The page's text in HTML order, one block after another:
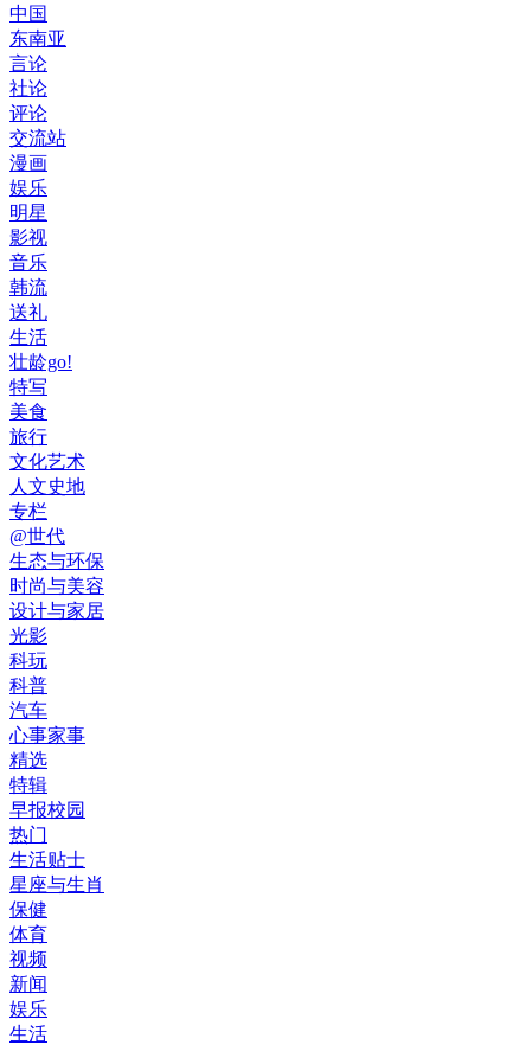
中国
东南亚
言论
社论
评论
交流站
漫画
娱乐
明星
影视
音乐
韩流
送礼
生活
壮龄go!
特写
美食
旅行
文化艺术
人文史地
专栏
@世代
生态与环保
时尚与美容
设计与家居
光影
科玩
科普
汽车
心事家事
精选
特辑
早报校园
热门
生活贴士
星座与生肖
保健
体育
视频
新闻
娱乐
生活